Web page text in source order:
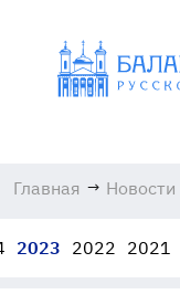
Главная → Новости
2023 2022 2021